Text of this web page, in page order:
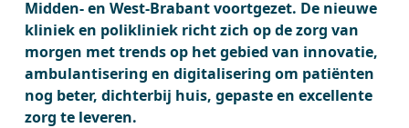
Midden- en West-Brabant voortgezet. De nieuwe
kliniek en polikliniek richt zich op de zorg van
morgen met trends op het gebied van innovatie,
ambulantisering en digitalisering om patiënten
nog beter, dichterbij huis, gepaste en excellente
zorg te leveren.